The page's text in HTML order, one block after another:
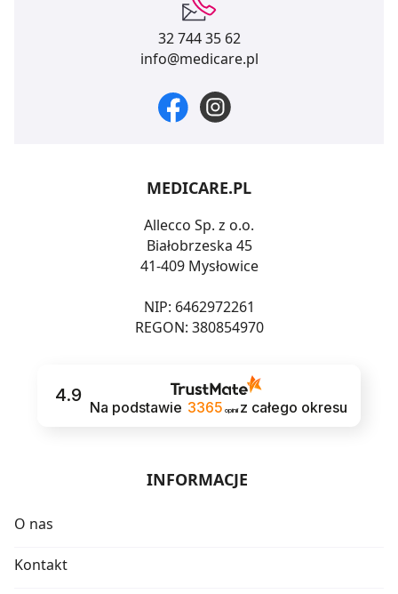
32 744 35 62
info@medicare.pl
MEDICARE.PL
Allecco Sp. z o.o.
Białobrzeska 45
41-409 Mysłowice
NIP: 6462972261
REGON: 380854970
4.9
Na podstawie 3365 opinii z całego okresu
INFORMACJE
O nas
Kontakt